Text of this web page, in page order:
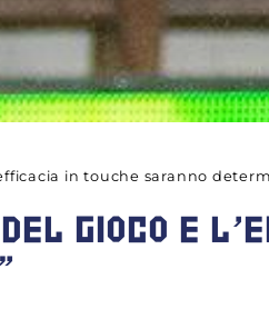
in touche saranno
GIOCO E